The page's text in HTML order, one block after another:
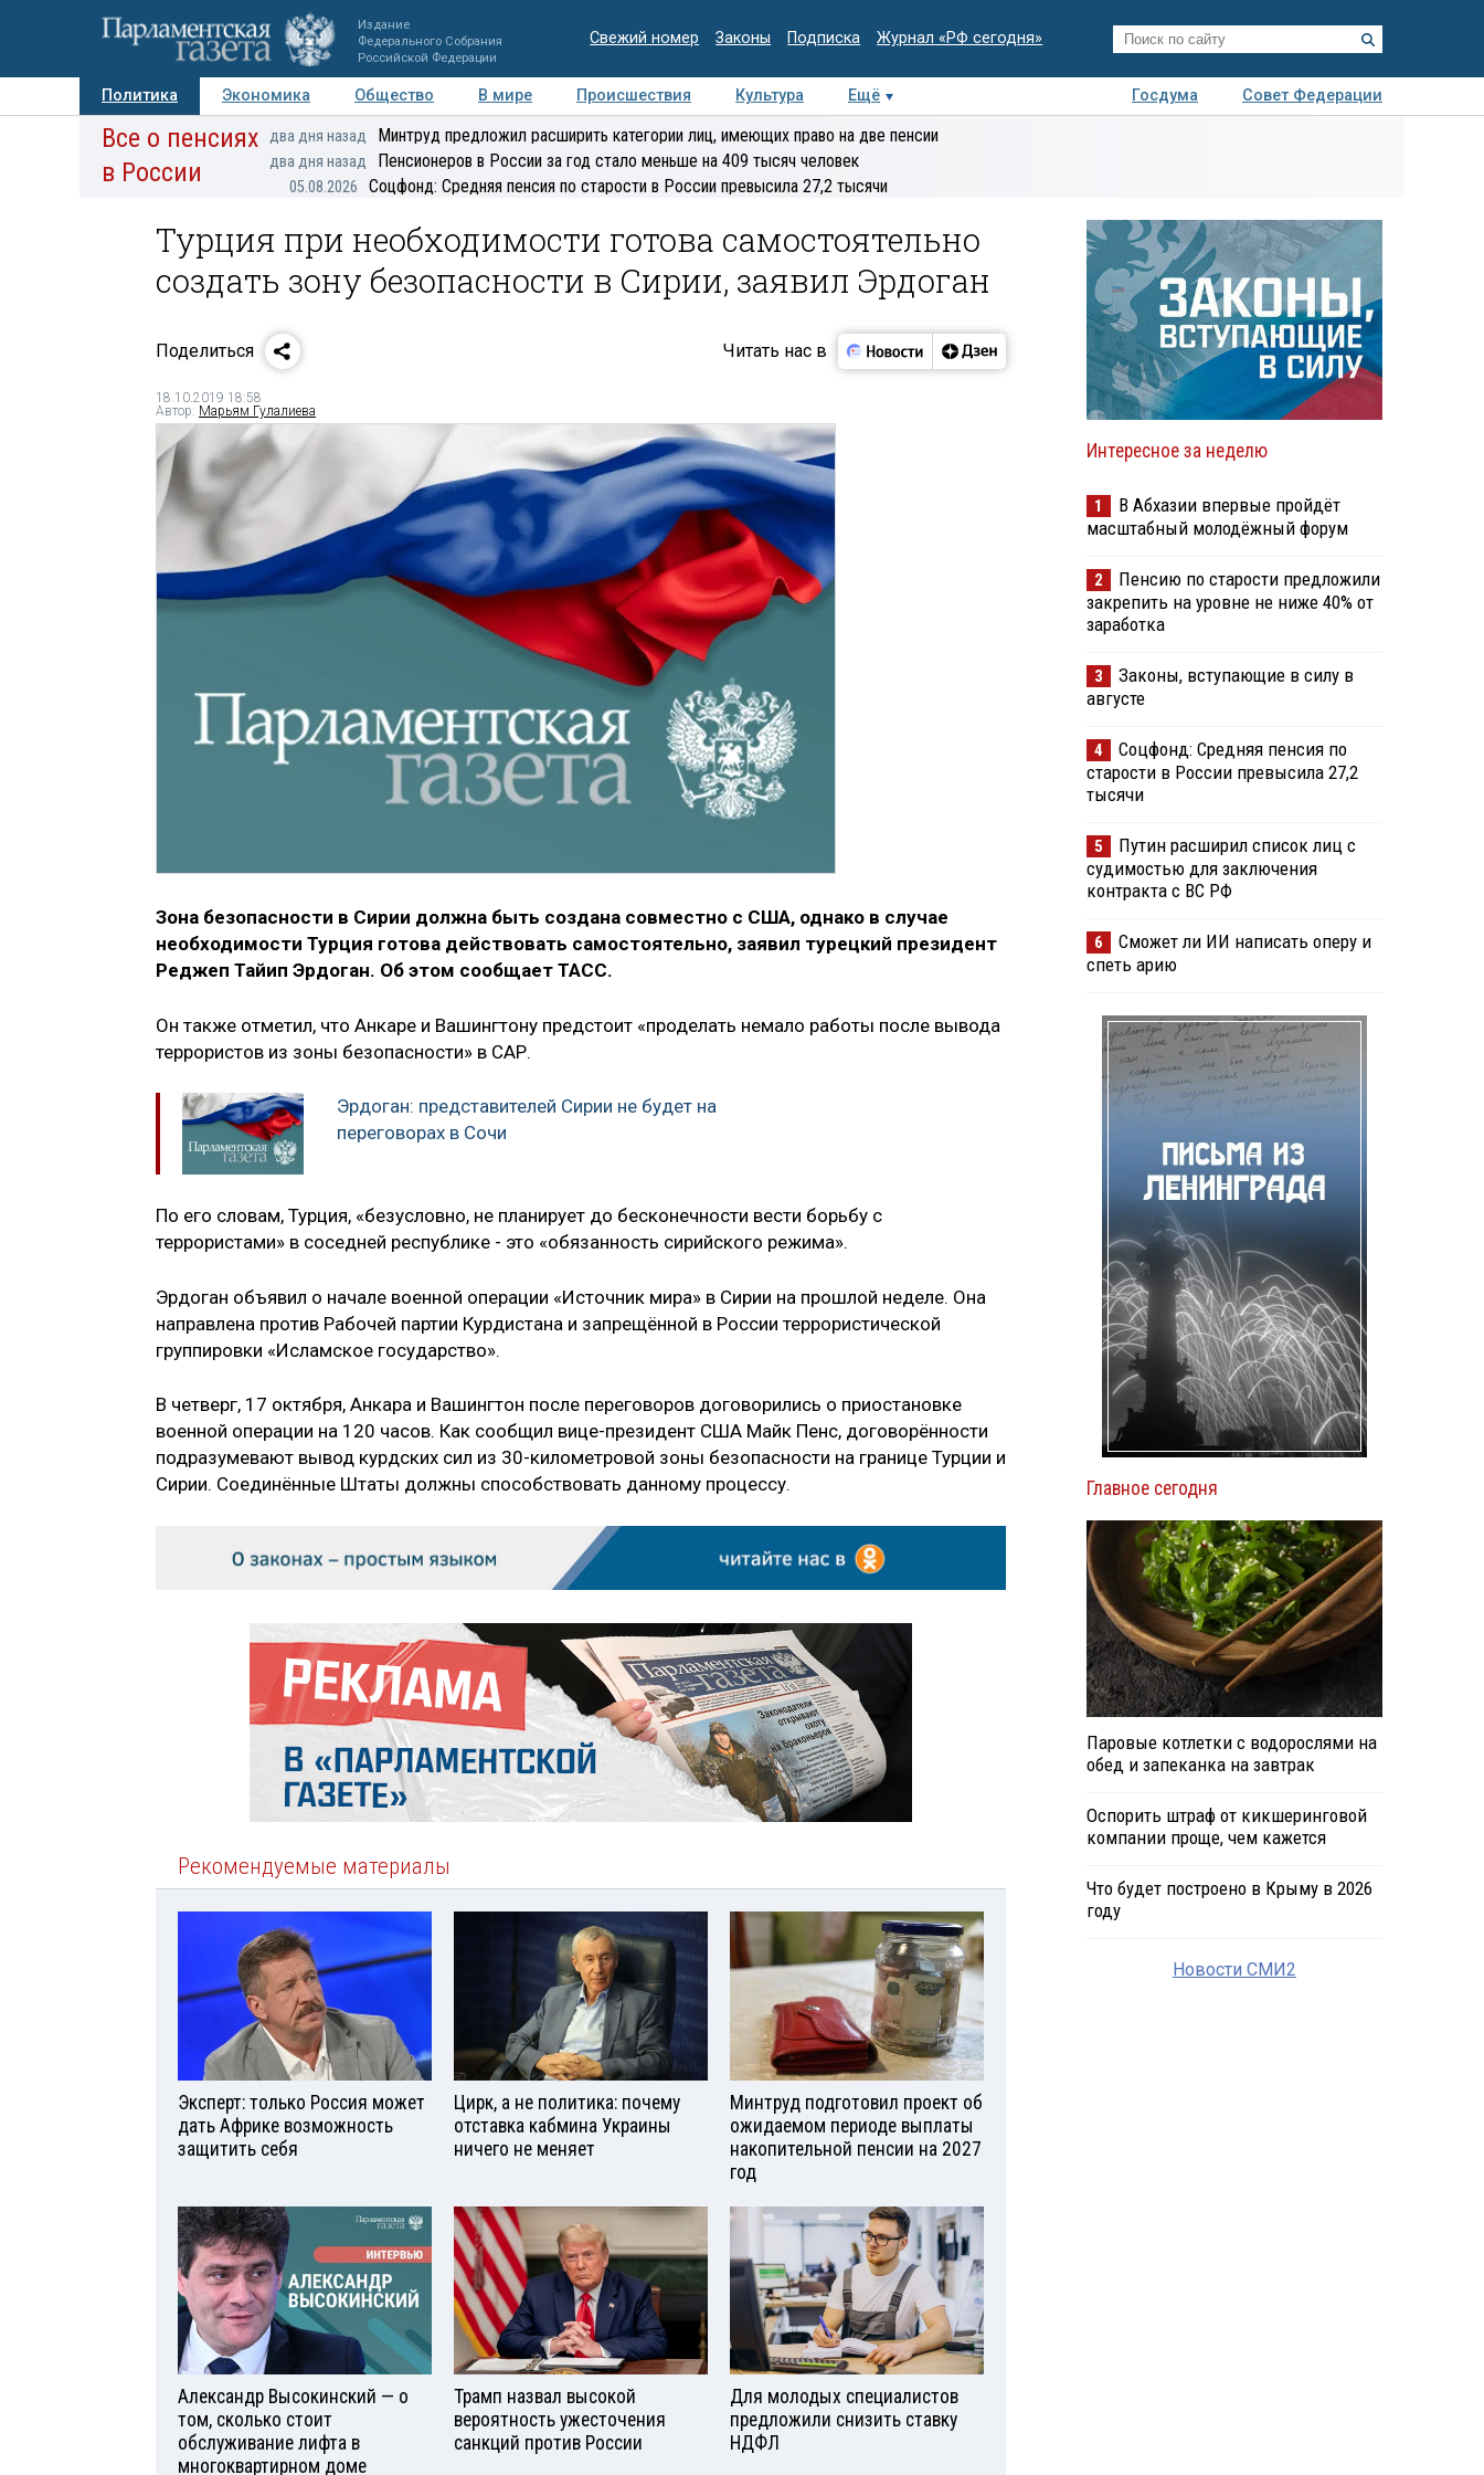
Издание
Федерального Собрания
Российской Федерации
Свежий номер Законы Подписка Журнал «РФ сегодня»
Политика Экономика Общество В мире Происшествия Культура Ещё Госдума
Совет Федерации
Авторы Персоны Мнения Регионы Медиацентр Интервью Колумнисты
Деловая
Все о пенсиях
в России
два дня назад Минтруд предложил расширить категории лиц, имеющих право на две пенсии
два дня назад Пенсионеров в России за год стало меньше на 409 тысяч человек
05.08.2026 Соцфонд: Средняя пенсия по старости в России превысила 27,2 тысячи
Турция при необходимости готова самостоятельно
создать зону безопасности в Сирии, заявил Эрдоган
Поделиться Читать нас в
18.10.2019 18:58
Автор: Марьям Гулалиева
Зона безопасности в Сирии должна быть создана совместно с США, однако в случае
необходимости Турция готова действовать самостоятельно, заявил турецкий президент
Реджеп Тайип Эрдоган. Об этом сообщает ТАСС.
Он также отметил, что Анкаре и Вашингтону предстоит «проделать немало работы после вывода
террористов из зоны безопасности» в САР.
Эрдоган: представителей Сирии не будет на
переговорах в Сочи
По его словам, Турция, «безусловно, не планирует до бесконечности вести борьбу с
террористами» в соседней республике - это «обязанность сирийского режима».
Эрдоган объявил о начале военной операции «Источник мира» в Сирии на прошлой неделе. Она
направлена против Рабочей партии Курдистана и запрещённой в России террористической
группировки «Исламское государство».
В четверг, 17 октября, Анкара и Вашингтон после переговоров договорились о приостановке
военной операции на 120 часов. Как сообщил вице-президент США Майк Пенс, договорённости
подразумевают вывод курдских сил из 30-километровой зоны безопасности на границе Турции и
Сирии. Соединённые Штаты должны способствовать данному процессу.
Рекомендуемые материалы
Эксперт: только Россия может
дать Африке возможность
защитить себя
Цирк, а не политика: почему
отставка кабмина Украины
ничего не меняет
Минтруд подготовил проект об
ожидаемом периоде выплаты
накопительной пенсии на 2027
год
Александр Высокинский — о
том, сколько стоит
обслуживание лифта в
многоквартирном доме
Трамп назвал высокой
вероятность ужесточения
санкций против России
Для молодых специалистов
предложили снизить ставку
НДФЛ
Интересное за неделю
1
В Абхазии впервые пройдёт
масштабный молодёжный форум
2
Пенсию по старости предложили
закрепить на уровне не ниже 40% от
заработка
3
Законы, вступающие в силу в
августе
4
Соцфонд: Средняя пенсия по
старости в России превысила 27,2
тысячи
5
Путин расширил список лиц с
судимостью для заключения
контракта с ВС РФ
6
Сможет ли ИИ написать оперу и
спеть арию
Главное сегодня
Паровые котлетки с водорослями на
обед и запеканка на завтрак
Оспорить штраф от кикшеринговой
компании проще, чем кажется
Что будет построено в Крыму в 2026
году
Новости СМИ2